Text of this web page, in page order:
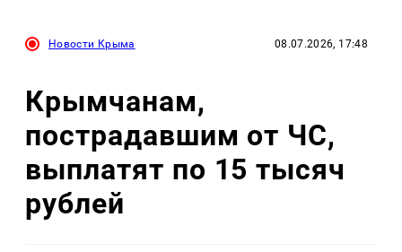
Новости Крыма 08.07.2026, 17:48
Крымчанам,
пострадавшим от ЧС,
выплатят по 15 тысяч
рублей